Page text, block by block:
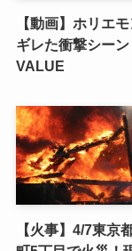
【動画】ホリエ
ギレた衝撃シー
VALUE
【火事】4/7東京